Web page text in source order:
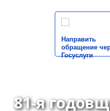
Направить
обращение
Госуслуги
81-я